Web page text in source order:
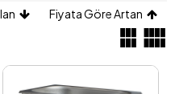
Fiyata Göre Artan